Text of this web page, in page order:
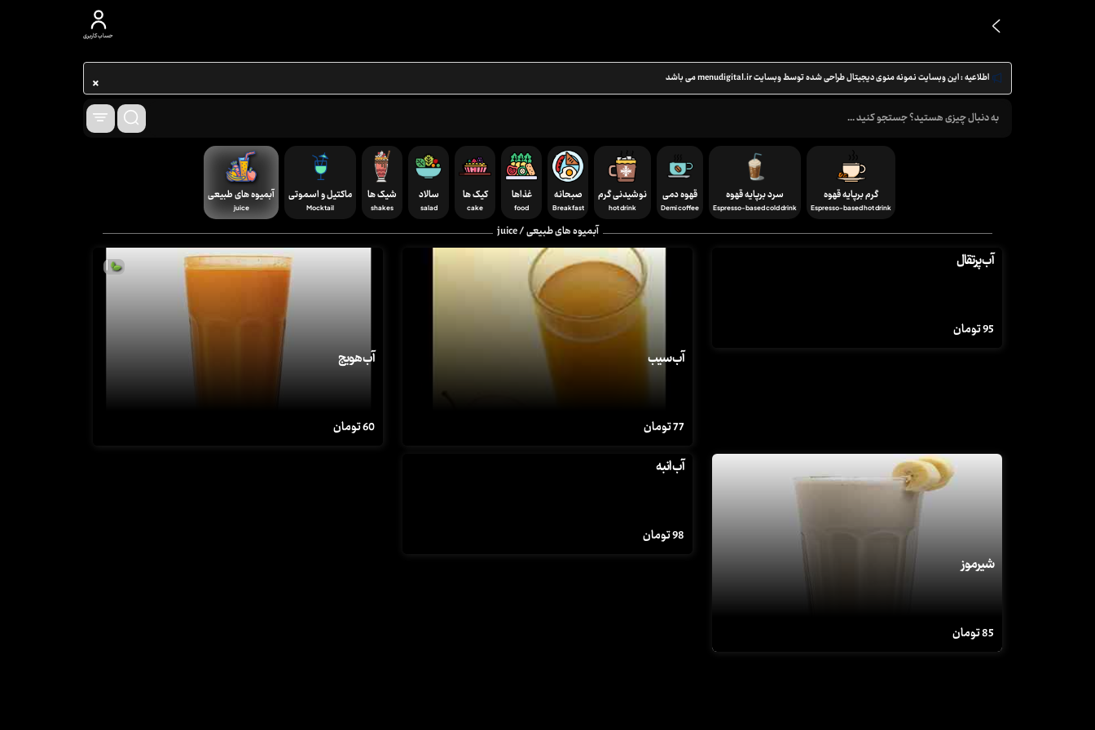
حساب کاربری
× اطلاعیه :این وبسایت نمونه منوی دیجیتال طراحی شده توسط وبسایت menudigital.ir می باشد
گرم برپایه قهوه
Espresso-based hot drink
سرد برپایه قهوه
Espresso-based cold drink
قهوه دمی
Demi coffee
نوشیدنی گرم
hot drink
صبحانه
Breakfast
غذاها
food
کیک ها
cake
سالاد
salad
شیک ها
shakes
ماکتیل و اسموتی
Mocktail
آبمیوه های طبیعی
juice
آبمیوه های طبیعی / juice
آب پرتقال
95تومان
آب سیب
77تومان
|
آب هویج
60تومان
شیرموز
85تومان
آب انبه
98تومان